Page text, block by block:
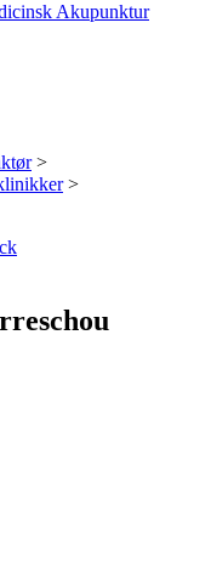
Akupunktur
>
>